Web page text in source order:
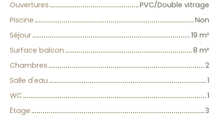
Ouvertures
PVC/Double vitrage
Piscine
Non
Séjour
19 m²
Surface balcon
8 m²
Chambres
2
Salle d'eau
1
WC
1
Étage
3